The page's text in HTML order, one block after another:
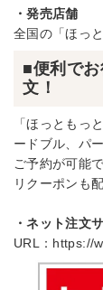
・発売店舗
全国の「ほっ
■便利で
文！
「ほっともっ
ードブル、パ
ご予約が可能
リクーポンも
・ネット注文
URL： https://